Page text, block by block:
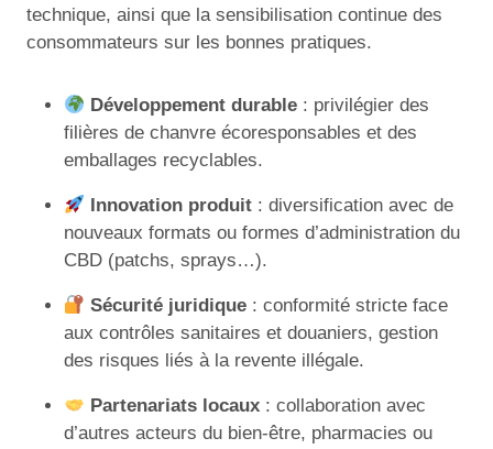
technique, ainsi que la sensibilisation continue des
consommateurs sur les bonnes pratiques.
Développement durable : privilégier des
filières de chanvre écoresponsables et des
emballages recyclables.
Innovation produit : diversification avec de
nouveaux formats ou formes d’administration du
CBD (patchs, sprays…).
Sécurité juridique : conformité stricte face
aux contrôles sanitaires et douaniers, gestion
des risques liés à la revente illégale.
Partenariats locaux : collaboration avec
d’autres acteurs du bien-être, pharmacies ou